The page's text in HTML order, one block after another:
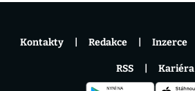
Kontakty Redakce Inzerce
RSS Kariéra